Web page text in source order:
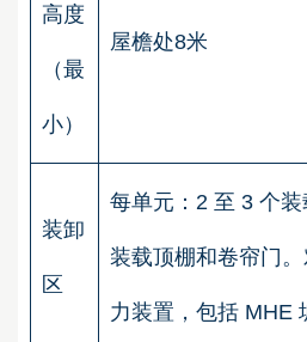
高度
（最
小）
屋檐处8米
装卸
区
每单元：2 至 3 个
装载顶棚和卷帘门
力装置，包括 MHE